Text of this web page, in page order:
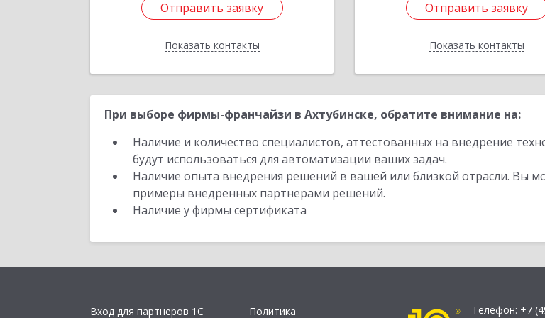
Отправить заявку
Показать контакты
Отправить заявку
Назад
Отправить заявку
Показать контакты
Отправить заявку
Назад
При выборе фирмы-франчайзи в Ахтубинске, обратите внимание на:
Наличие и количество специалистов, аттестованных на внедрение
будут использоваться для автоматизации ваших задач.
Наличие опыта внедрения решений в вашей или близкой отрасли. Вы
примеры внедренных партнерами решений.
Наличие у фирмы сертификата
Вход для партнеров 1С Политика Телефон: +7